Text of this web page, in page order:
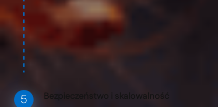
Bezpieczeństwo i skalowalność